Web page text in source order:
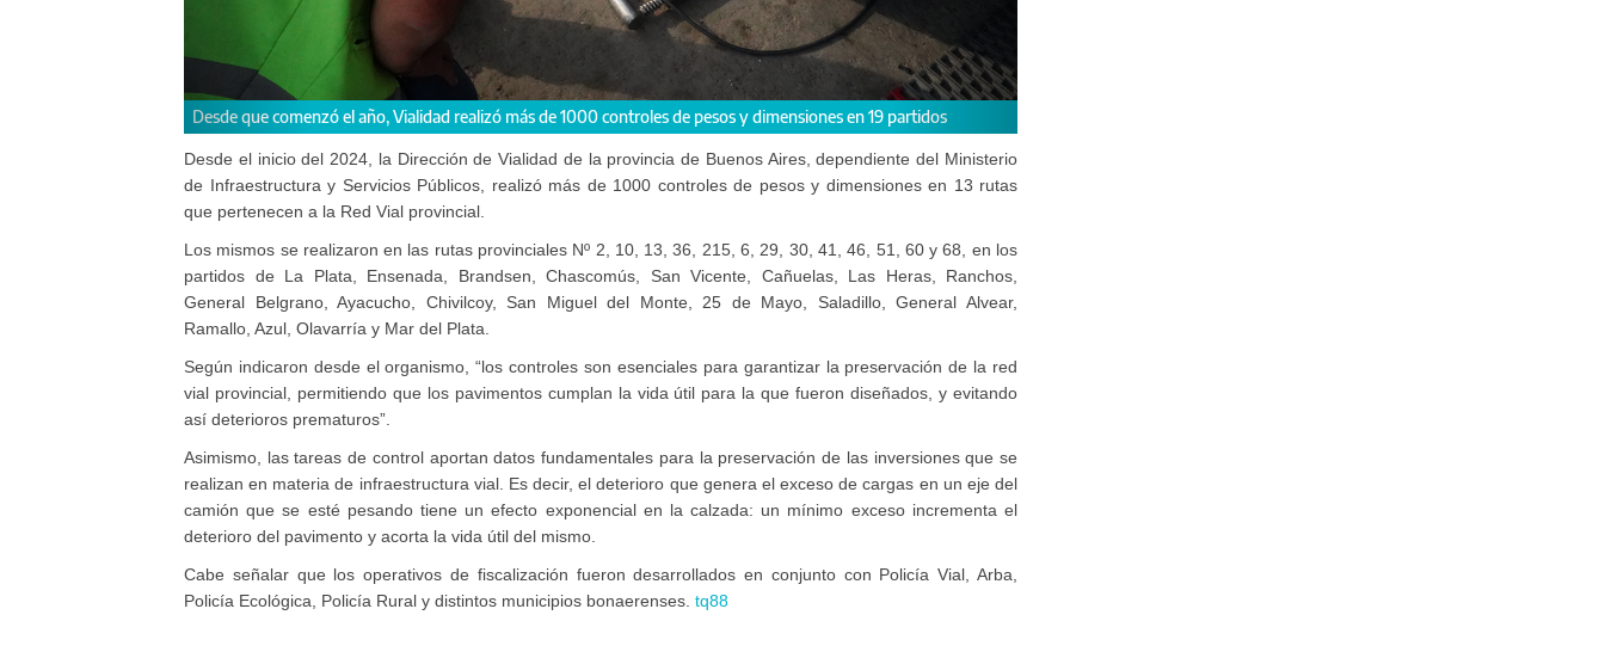
Los controles son esenciales para garantizar la preservación de la red vial provincial.
Desde el inicio del 2024, la Dirección de Vialidad de la provincia de Buenos Aires, dependiente del Ministerio
de Infraestructura y Servicios Públicos, realizó más de 1000 controles de pesos y dimensiones en 13 rutas
que pertenecen a la Red Vial provincial.
Los mismos se realizaron en las rutas provinciales Nº 2, 10, 13, 36, 215, 6, 29, 30, 41, 46, 51, 60 y 68, en los
partidos de La Plata, Ensenada, Brandsen, Chascomús, San Vicente, Cañuelas, Las Heras, Ranchos,
General Belgrano, Ayacucho, Chivilcoy, San Miguel del Monte, 25 de Mayo, Saladillo, General Alvear,
Ramallo, Azul, Olavarría y Mar del Plata.
Según indicaron desde el organismo, “los controles son esenciales para garantizar la preservación de la red
vial provincial, permitiendo que los pavimentos cumplan la vida útil para la que fueron diseñados, y evitando
así deterioros prematuros”.
Asimismo, las tareas de control aportan datos fundamentales para la preservación de las inversiones que se
realizan en materia de infraestructura vial. Es decir, el deterioro que genera el exceso de cargas en un eje del
camión que se esté pesando tiene un efecto exponencial en la calzada: un mínimo exceso incrementa el
deterioro del pavimento y acorta la vida útil del mismo.
Cabe señalar que los operativos de fiscalización fueron desarrollados en conjunto con Policía Vial, Arba,
Policía Ecológica, Policía Rural y distintos municipios bonaerenses. tq88